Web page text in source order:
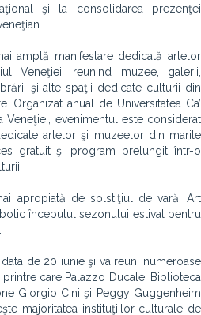
şi la consolidarea prezenţei
amplă manifestare dedicată artelor
Veneţiei, reunind muzee, galerii,
şi alte spaţii dedicate culturii din
Organizat anual de Universitatea Ca’
Veneţiei, evenimentul este considerat
artelor şi muzeelor din marile
gratuit şi program prelungit într-o
apropiată de solstiţiul de vară, Art
începutul sezonului estival pentru
de 20 iunie şi va reuni numeroase
care Palazzo Ducale, Biblioteca
Giorgio Cini şi Peggy Guggenheim
majoritatea instituţiilor culturale de